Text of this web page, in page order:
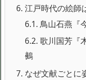
6. 江戸時代の絵師
6.1. 鳥山石燕『
6.2. 歌川国芳『
鵺
7. なぜ文献ごとに